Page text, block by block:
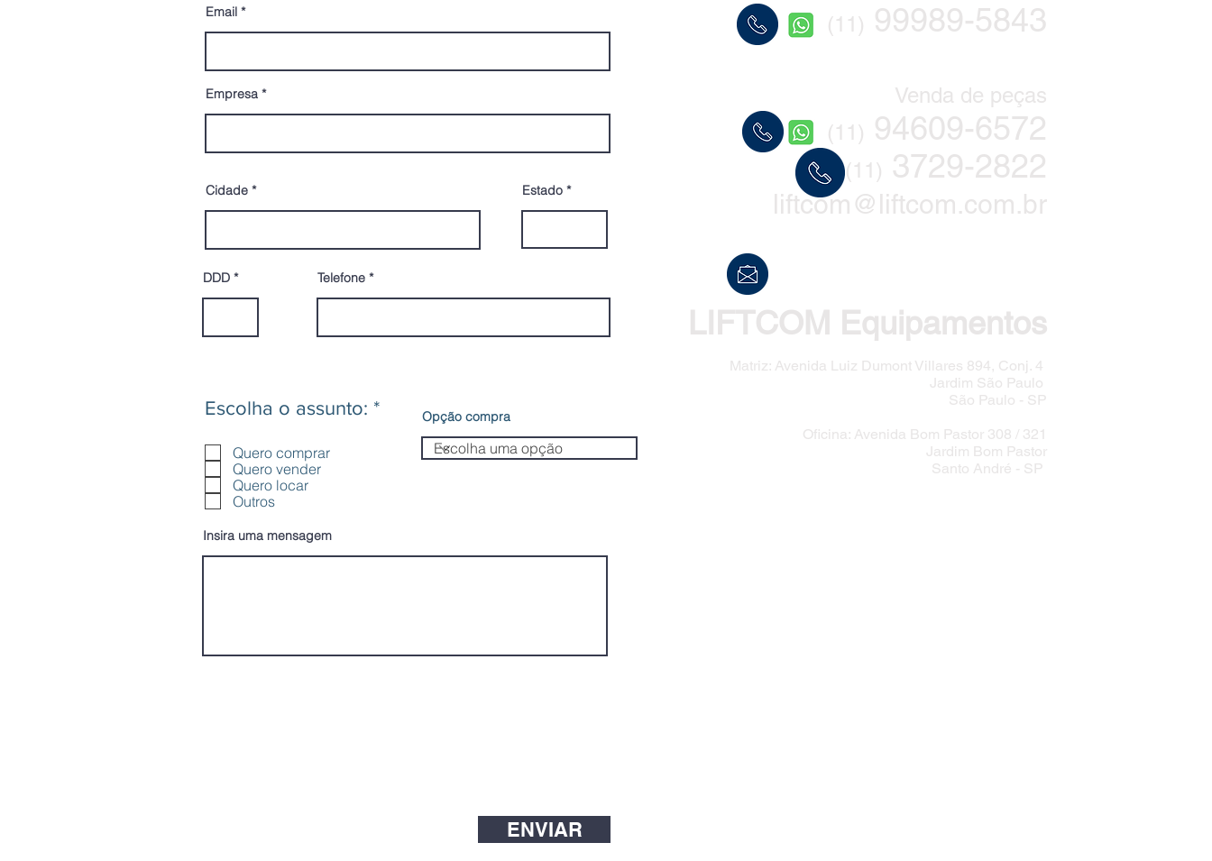
Email
Empresa
Cidade Estado
DDD Telefone
Escolha o assunto: *O
Quero comprar
Quero vender
Quero locar
Outros
Opção compra
Insira uma mensagem
ENVIAR
(11) 99989-5843
Venda de peças
(11) 94609-6572
(11) 3729-2822
liftcom@liftcom.com.br
LIFTCOM Equipamentos
Matriz: Avenida Luiz Dumont Villares 894, Conj. 4
Jardim São Paulo
São Paulo - SP
Oficina: Avenida Bom Pastor 308 / 321
Jardim Bom Pastor
Santo André - SP